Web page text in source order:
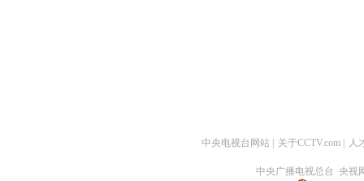
中央电视台网站 关于CCTV.com 人
中央广播电视总台 央视